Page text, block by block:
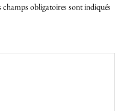
champs obligatoires sont indiqués